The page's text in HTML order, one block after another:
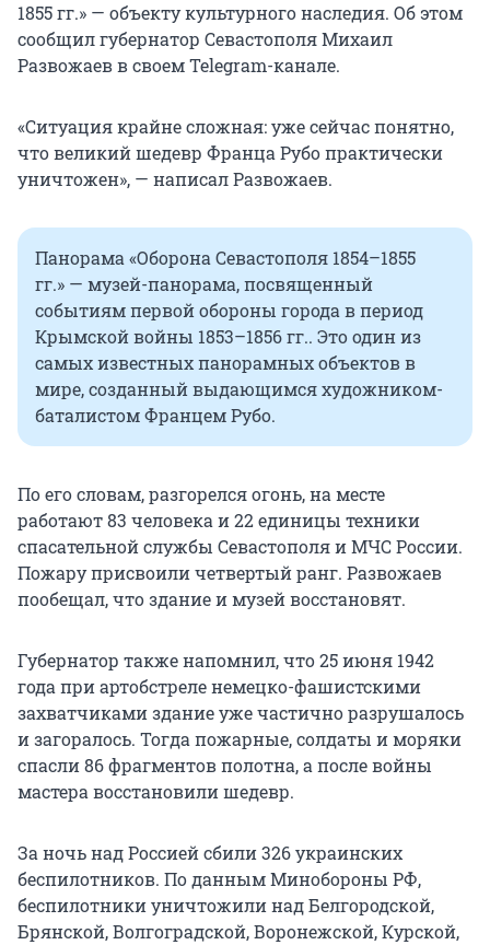
1855 гг.» — объекту культурного наследия. Об этом
сообщил губернатор Севастополя Михаил
Развожаев в своем Telegram-канале.
«Ситуация крайне сложная: уже сейчас понятно,
что великий шедевр Франца Рубо практически
уничтожен», — написал Развожаев.
Панорама «Оборона Севастополя 1854–1855
гг.» — музей-панорама, посвященный
событиям первой обороны города в период
Крымской войны 1853–1856 гг.. Это один из
самых известных панорамных объектов в
мире, созданный выдающимся художником-
баталистом Францем Рубо.
По его словам, разгорелся огонь, на месте
работают 83 человека и 22 единицы техники
спасательной службы Севастополя и МЧС России.
Пожару присвоили четвертый ранг. Развожаев
пообещал, что здание и музей восстановят.
Губернатор также напомнил, что 25 июня 1942
года при артобстреле немецко-фашистскими
захватчиками здание уже частично разрушалось
и загоралось. Тогда пожарные, солдаты и моряки
спасли 86 фрагментов полотна, а после войны
мастера восстановили шедевр.
За ночь над Россией сбили 326 украинских
беспилотников. По данным Минобороны РФ,
беспилотники уничтожили над Белгородской,
Брянской, Волгоградской, Воронежской, Курской,